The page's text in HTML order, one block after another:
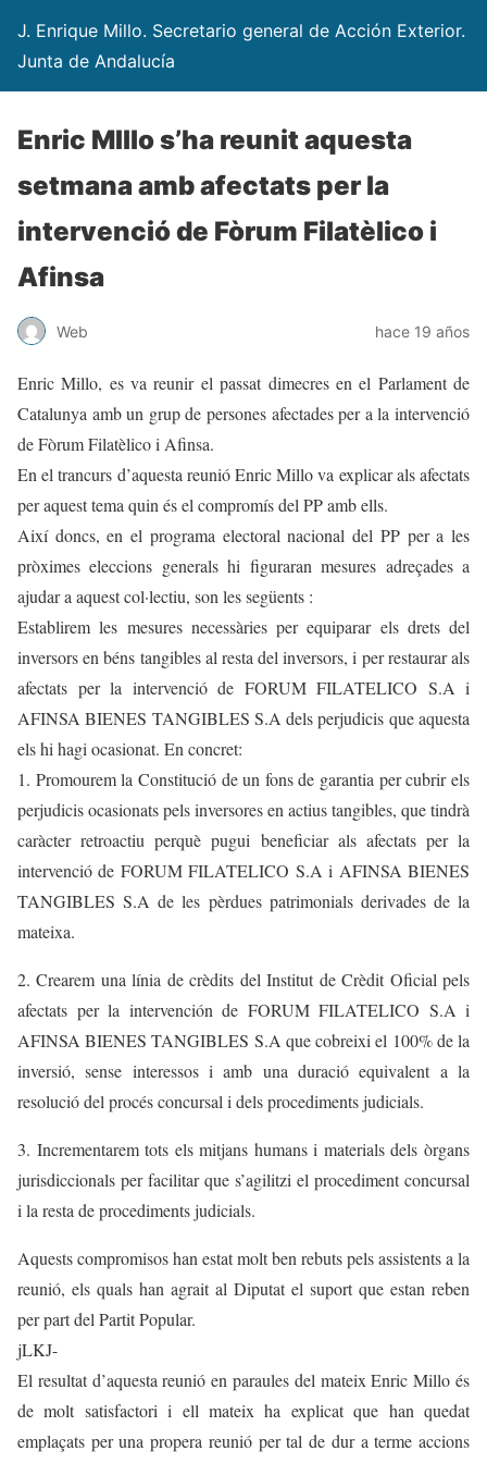
J. Enrique Millo. Secretario general de Acción Exterior.
Junta de Andalucía
Enric MIllo s’ha reunit aquesta
setmana amb afectats per la
intervenció de Fòrum Filatèlico i
Afinsa
Web hace 19 años
Enric Millo, es va reunir el passat dimecres en el Parlament de
Catalunya amb un grup de persones afectades per a la intervenció
de Fòrum Filatèlico i Afinsa.
En el trancurs d’aquesta reunió Enric Millo va explicar als afectats
per aquest tema quin és el compromís del PP amb ells.
Així doncs, en el programa electoral nacional del PP per a les
pròximes eleccions generals hi figuraran mesures adreçades a
ajudar a aquest col·lectiu, son les següents :
Establirem les mesures necessàries per equiparar els drets del
inversors en béns tangibles al resta del inversors, i per restaurar als
afectats per la intervenció de FORUM FILATELICO S.A i
AFINSA BIENES TANGIBLES S.A dels perjudicis que aquesta
els hi hagi ocasionat. En concret:
1. Promourem la Constitució de un fons de garantia per cubrir els
perjudicis ocasionats pels inversores en actius tangibles, que tindrà
caràcter retroactiu perquè pugui beneficiar als afectats per la
intervenció de FORUM FILATELICO S.A i AFINSA BIENES
TANGIBLES S.A de les pèrdues patrimonials derivades de la
mateixa.
2. Crearem una línia de crèdits del Institut de Crèdit Oficial pels
afectats per la intervención de FORUM FILATELICO S.A i
AFINSA BIENES TANGIBLES S.A que cobreixi el 100% de la
inversió, sense interessos i amb una duració equivalent a la
resolució del procés concursal i dels procediments judicials.
3. Incrementarem tots els mitjans humans i materials dels òrgans
jurisdiccionals per facilitar que s’agilitzi el procediment concursal
i la resta de procediments judicials.
Aquests compromisos han estat molt ben rebuts pels assistents a la
reunió, els quals han agrait al Diputat el suport que estan reben
per part del Partit Popular.
jLKJ-
El resultat d’aquesta reunió en paraules del mateix Enric Millo és
de molt satisfactori i ell mateix ha explicat que han quedat
emplaçats per una propera reunió per tal de dur a terme accions